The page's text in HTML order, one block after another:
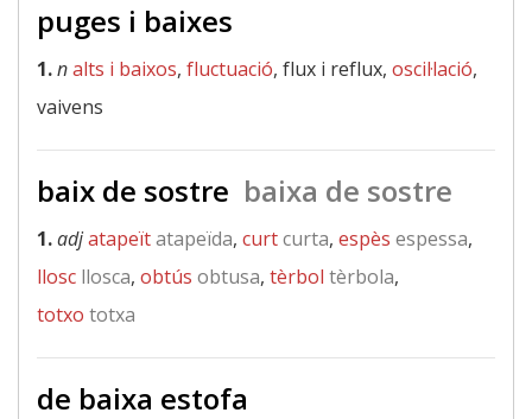
puges i baixes
1.nalts i baixos, fluctuació, flux i reflux, oscil·lació,
vaivens
baix de sostre baixa de sostre
1.adjatapeïtatapeïda, curtcurta, espès espessa,
llosc llosca, obtús obtusa, tèrbol tèrbola,
totxo totxa
de baixa estofa